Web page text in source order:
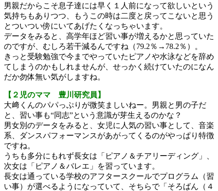
男親だからこそ息子達には早く１人前になって欲しいという
気持ちもありつつ、もうこの時は二度と戻ってこないと思う
とついつい傍にいてあげたくなっちゃいます。
データをみると、高学年ほど習い事が増えるかと思っていた
のですが、むしろ若干減るんですね（79.2％→78.2％）。
きっと受験勉強で今までやっていたピアノや水泳などを辞め
てしまうのかもしれませんが、せっかく続けていたのになん
だか勿体無い気がしますね。
【２児のママ 豊川研究員】
大﨑くんのパパっぷりが微笑ましいねー。男親と男の子だ
と、習い事も“同志”という意識が芽生えるのかな？
男女別のデータをみると、女児に人気の習い事として、音楽
系、ダンスパフォーマンスがあがってくるのがやっぱり特徴
ですね。
うちも多分にもれず長女は「ピアノ＆チアリーディング」、
次女は「ピアノ＆バレエ」を習っています。
長女は通っている学校のアフタースクールでプログラム（習
い事）が選べるようになっていて、そちらで「そろばん（４